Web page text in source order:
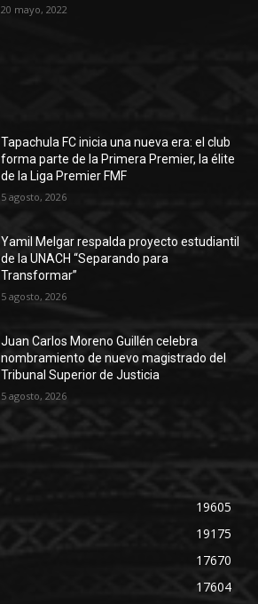
20 mayo, 2022
Tapachula FC inicia una nueva era: el club
forma parte de la Primera Premier, la élite
de la Liga Premier FMF
5 agosto, 2026
Yamil Melgar respalda proyecto estudiantil
de la UNACH “Separando para
Transformar”
5 agosto, 2026
Juan Carlos Moreno Guillén celebra
nombramiento de nuevo magistrado del
Tribunal Superior de Justicia
5 agosto, 2026
19605
19175
17670
17604